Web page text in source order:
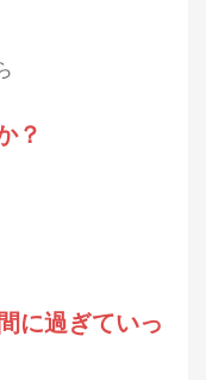
？
に過ぎていっ